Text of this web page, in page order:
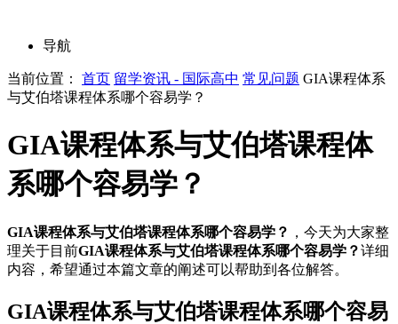
导航
当前位置： 首页 留学资讯 - 国际高中 常见问题 GIA课程体系
与艾伯塔课程体系哪个容易学？
GIA课程体系与艾伯塔课程体
系哪个容易学？
GIA课程体系与艾伯塔课程体系哪个容易学？ ，今天为大家整
理关于目前GIA课程体系与艾伯塔课程体系哪个容易学？详细
内容，希望通过本篇文章的阐述可以帮助到各位解答。
GIA课程体系与艾伯塔课程体系哪个容易